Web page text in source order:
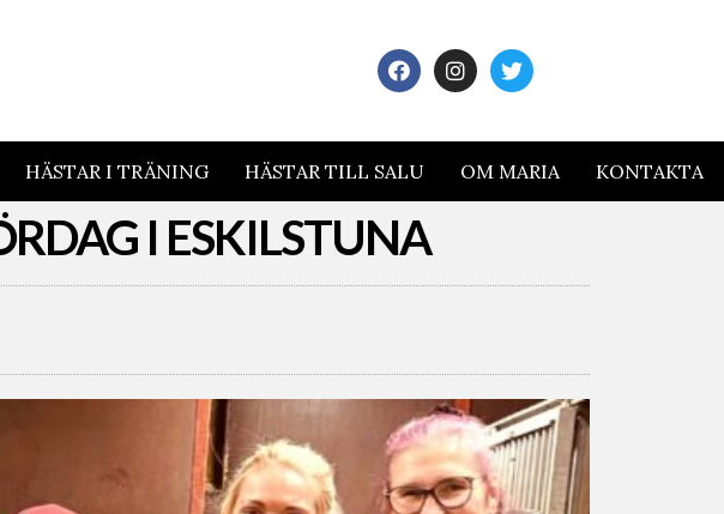
HÄSTAR I TRÄNING HÄSTAR TILL SALU OM MARIA KONTAKTA
I ESKILSTUNA